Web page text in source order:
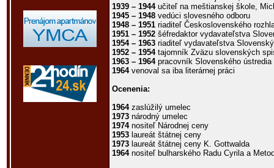
1939 – 1944učiteľ na meštianskej škole,
1945 – 1948 vedúci slovesného odboru
1948 – 1951 riaditeľ Československého
1951 – 1952 šéfredaktor vydavateľstva
1954 – 1963 riaditeľ vydavateľstva
1952 – 1954tajomník Zväzu slovenských
1963 – 1964pracovník Slovenského ústredia
1964venoval sa iba literárnej práci
Ocenenia:
1964zaslúžilý umelec
1973 národný umelec
1974nositeľ Národnej ceny
1953 laureát štátnej ceny
1973 laureát štátnej ceny K. Gottwalda
1964nositeľ bulharského Radu Cyrila a